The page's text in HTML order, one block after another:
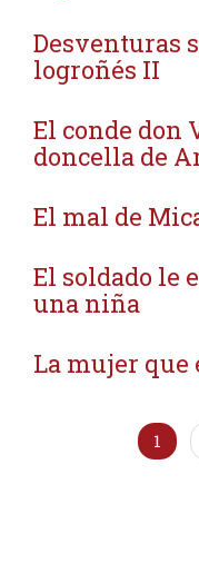
Desventuras
logroñés II
El conde don
doncella de
El mal de
El soldado le
una niña
La mujer que
1